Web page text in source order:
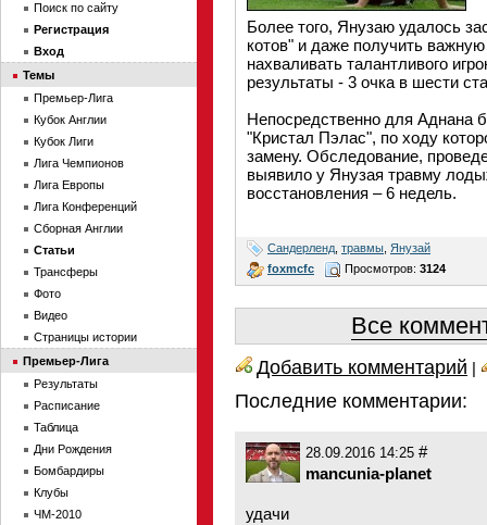
Более того, Янузаю удалось
котов" и даже получить
нахваливать талантливого
результаты - 3 очка в шести
Непосредственно для Аднана
"Кристал Пэлас", по ходу
замену. Обследование,
выявило у Янузая травму
восстановления – 6 недель.
Сандерленд травмы Янузай
foxmcfc
Просмотров: 3124
Все
Добавить комментарий |
Последние комментарии:
28.09.2016 14:25 #
mancunia-planet
удачи
Поиск по сайту
Регистрация
Вход
Темы
Премьер-Лига
Кубок Англии
Кубок Лиги
Лига Чемпионов
Лига Европы
Лига Конференций
Сборная Англии
Статьи
Трансферы
Фото
Видео
Страницы истории
Премьер-Лига
Результаты
Расписание
Таблица
Дни Рождения
Бомбардиры
Клубы
ЧМ-2010